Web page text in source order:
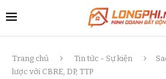
Trang chủ Tin tức - Sự kiện
lược với CBRE, DP, TTP